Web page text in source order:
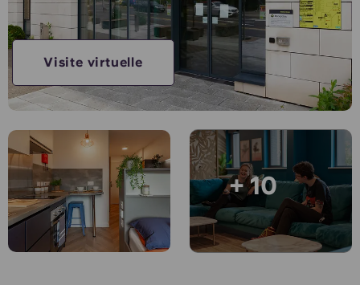
English (GB)
English (US)
Chinese
Español
Català
Deutsch
Sélectionnez un pays
Sélectionnez une ville
Choisissez une résidence
Réservez maintenant
+ 10
Visite virtuelle